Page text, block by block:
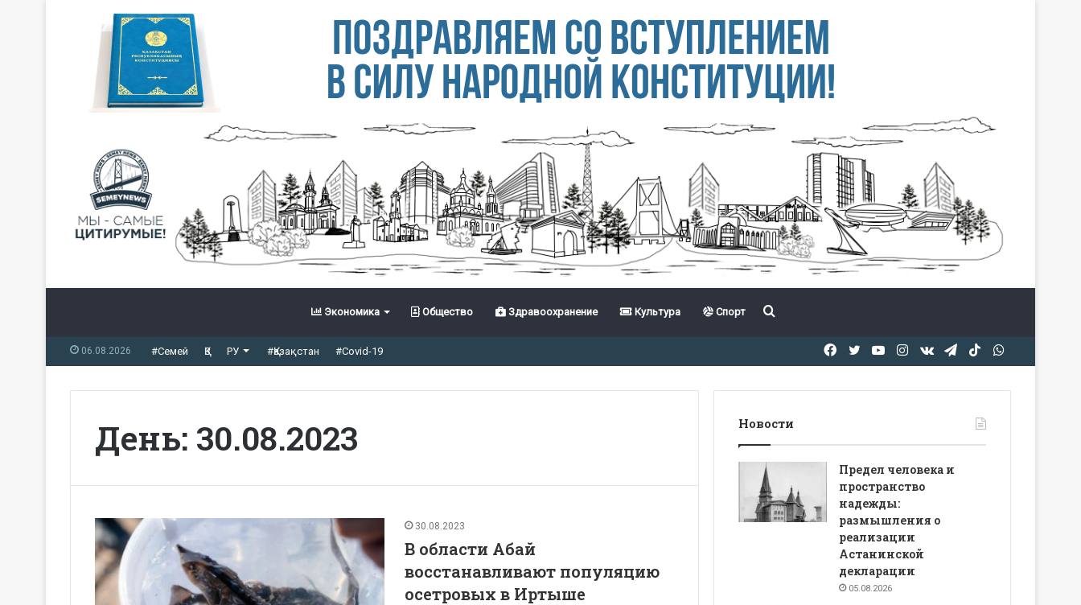
Экономика Общество Здравоохранение Культура Спорт Іздеу
06.08.2026 #Семей ҚЗ РУ #Қазақстан #Covid-19 TikTok
Telegram
vk.com
Instagram
YouTube
Twitter
Facebook
День: 30.08.2023
30.08.2023
В области Абай
восстанавливают популяцию
осетровых в Иртыше
Новости
Предел человека и
пространство
надежды:
размышления о
реализации
Астанинской
декларации
05.08.2026